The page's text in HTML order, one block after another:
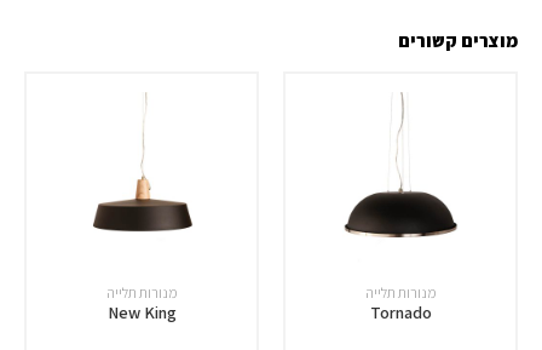
מוצרים קשורים
מנורות תלייה
Tornado
מנורות תלייה
New King